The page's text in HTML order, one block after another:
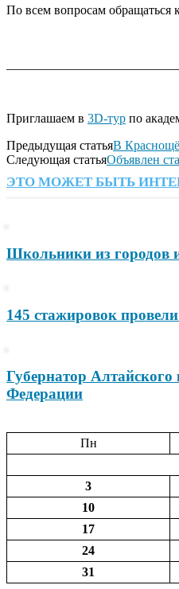
По всем вопросам обращаться
Приглашаем в 3D-тур по
Предыдущая статьяВ
Следующая статьяОбъявлен
ЭТО МОЖЕТ БЫТЬ
Школьники из городов
145 стажировок
Губернатор
Федерации
Пн
3
10
17
24
31